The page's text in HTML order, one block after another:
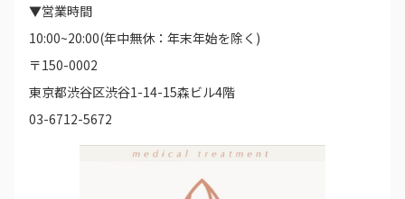
▼営業時間
10:00~20:00(年中無休：年末年始を除く)
〒150-0002
東京都渋谷区渋谷1-14-15森ビル4階
03-6712-5672